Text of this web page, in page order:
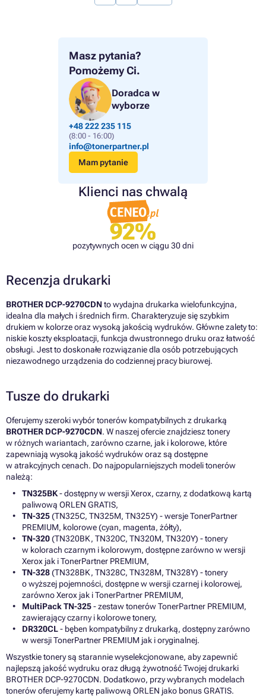
Masz pytania?
Pomożemy Ci.
Doradca w
wyborze
+48 222 235 115
(8:00 - 16:00)
info@tonerpartner.pl
Mam pytanie
Klienci nas chwalą
92%
pozytywnych ocen w ciągu 30 dni
Recenzja drukarki
BROTHER DCP-9270CDN to wydajna drukarka wielofunkcyjna,
idealna dla małych i średnich firm. Charakteryzuje się szybkim
drukiem w kolorze oraz wysoką jakością wydruków. Główne zalety to:
niskie koszty eksploatacji, funkcja dwustronnego druku oraz łatwość
obsługi. Jest to doskonałe rozwiązanie dla osób potrzebujących
niezawodnego urządzenia do codziennej pracy biurowej.
Tusze do drukarki
Oferujemy szeroki wybór tonerów kompatybilnych z drukarką
BROTHER DCP-9270CDN. W naszej ofercie znajdziesz tonery
w różnych wariantach, zarówno czarne, jak i kolorowe, które
zapewniają wysoką jakość wydruków oraz są dostępne
w atrakcyjnych cenach. Do najpopularniejszych modeli tonerów
należą:
TN325BK- dostępny w wersji Xerox, czarny, z dodatkową kartą
paliwową ORLEN GRATIS,
TN-325(TN325C, TN325M, TN325Y) - wersje TonerPartner
PREMIUM, kolorowe (cyan, magenta, żółty),
TN-320(TN320BK, TN320C, TN320M, TN320Y) - tonery
w kolorach czarnym i kolorowym, dostępne zarówno w wersji
Xerox jak i TonerPartner PREMIUM,
TN-328(TN328BK, TN328C, TN328M, TN328Y) - tonery
o wyższej pojemności, dostępne w wersji czarnej i kolorowej,
zarówno Xerox jak i TonerPartner PREMIUM,
MultiPack TN-325- zestaw tonerów TonerPartner PREMIUM,
zawierający czarny i kolorowe tonery,
DR320CL- bęben kompatybilny z drukarką, dostępny zarówno
w wersji TonerPartner PREMIUM jak i oryginalnej.
Wszystkie tonery są starannie wyselekcjonowane, aby zapewnić
najlepszą jakość wydruku oraz długą żywotność Twojej drukarki
BROTHER DCP-9270CDN. Dodatkowo, przy wybranych modelach
tonerów oferujemy kartę paliwową ORLEN jako bonus GRATIS.